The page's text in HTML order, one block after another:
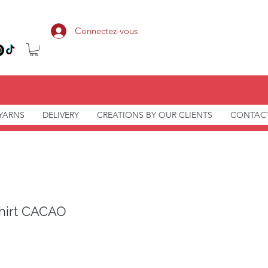
Connectez-vous
DELIVERY CREATIONS BY OUR CLIENTS
CACAO